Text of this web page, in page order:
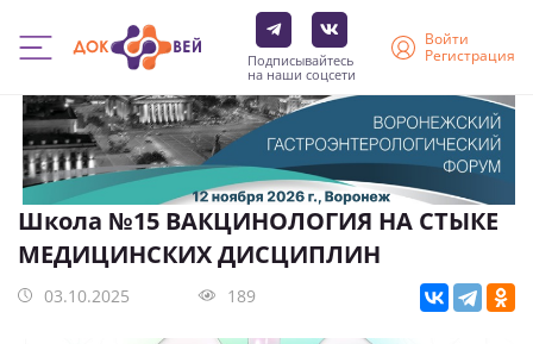
Перейти
основному
содержанию
Подписывайтесь
на наши соцсети
Войти
Регистрация
Школа №15 ВАКЦИНОЛОГИЯ НА СТЫКЕ
МЕДИЦИНСКИХ ДИСЦИПЛИН
03.10.2025 189